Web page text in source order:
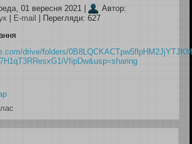
01 вересня 2021 |
Автор:
E-mail
| Перегляди: 627
drive/folders/